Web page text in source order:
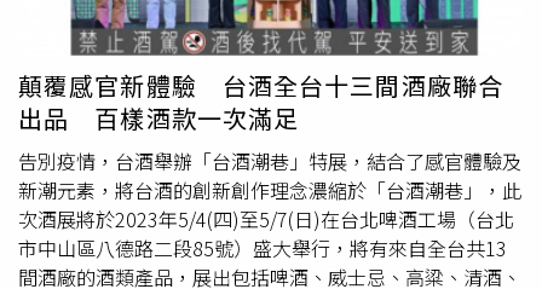
園門票。「MAGiC TOUCH」推出全新兒童餐，售價115
元。（圖／爭鮮餐飲提供）另外，為歡慶爭鮮官方
IG（@sushiexpress.tw）上線，只要於爭鮮官方IG追蹤、按
讚、留言、分享，當粉絲數滿10,000人即抽出1位幸運兒贈
送「一年份爭鮮」，相當於烤鮭魚肚可免費吃866盤；針對
爭鮮150萬會員，更規劃「瘋搶現金券」專屬活動，4/4至
4/7開啟爭鮮APP搶券，可獲得總價值280元現金折價券。
到米香及蘋果清甜香氣，再融入藍紋乳酪提升口感層次，也
帶來淡淡乳酪香；表層則撒上台灣野生烏魚子及微量芥末
粉，以此中和烏魚子的腥味並提升鮮味，每片煎至0.1～
0.2cm的極致輕薄度，酥脆度令人無法抵擋！即日起在
SUNFRIEND MOUTH官網（https://reurl.cc/o5aLlM）限量
販售，每個精緻禮盒有烏魚子脆煎餅10入及專屬提袋，每盒
699元、滿3件即享免運費，數量有限、售完為止。「掌心
玫瑰」以透明花罩保護搭配金線勾勒的玫瑰提盒。（圖／哈
根達斯提供）另外哈根達斯Häagen-Dazs推出的絕美冬季獻
禮「掌心玫瑰」，延續品牌一貫的極致冰淇淋工藝，以紅玫
顛覆感官新體驗 台酒全台十三間酒廠聯合
出品 百樣酒款一次滿足
告別疫情，台酒舉辦「台酒潮巷」特展，結合了感官體驗及
新潮元素，將台酒的創新創作理念濃縮於「台酒潮巷」，此
次酒展將於2023年5/4(四)至5/7(日)在台北啤酒工場（台北
市中山區八德路二段85號）盛大舉行，將有來自全台共13
間酒廠的酒類產品，展出包括啤酒、威士忌、高粱、清酒、